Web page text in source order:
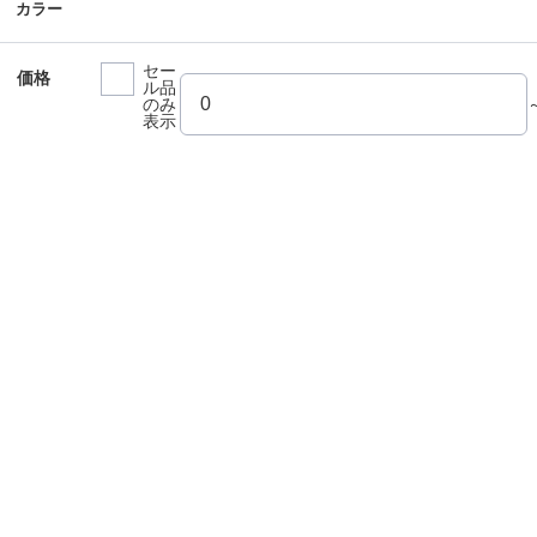
カラー
価格
セー
ル品
のみ
表示